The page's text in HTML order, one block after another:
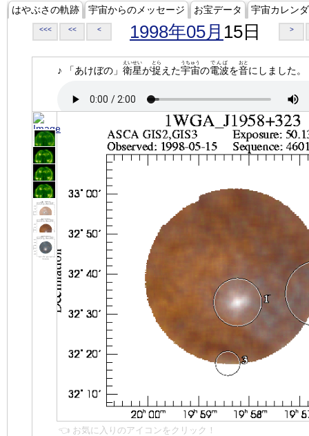
はやぶさの軌跡 宇宙からのメッセージ お宝データ 宇宙カレン
<<< << < 1998年05月 15日 >
♪ 「あけぼの」 衛星
えいせい
が捉
とら
えた宇宙
うちゅう
の電波
でんぱ
を音
おと
にしました。
👈 お気に入りのアイコンをクリック！